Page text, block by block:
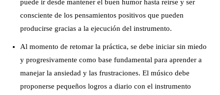
puede ir desde mantener el buen humor hasta reírse y ser
consciente de los pensamientos positivos que pueden
producirse gracias a la ejecución del instrumento.
Al momento de retomar la práctica, se debe iniciar sin miedo
y progresivamente como base fundamental para aprender a
manejar la ansiedad y las frustraciones. El músico debe
proponerse pequeños logros a diario con el instrumento